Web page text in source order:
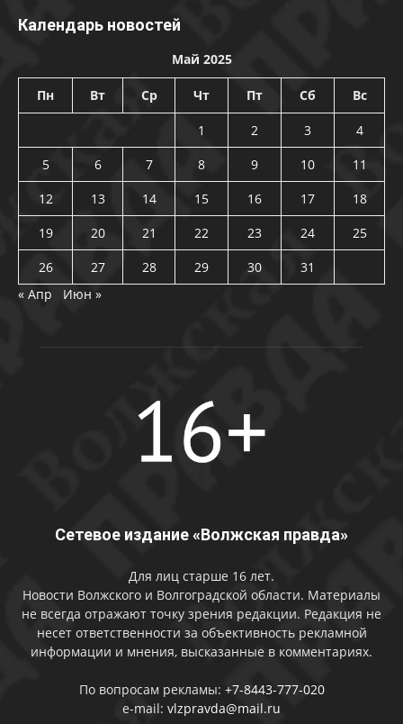
Календарь новостей
Май 2025
Пн Вт Ср Чт Пт Сб Вс
1 2 3
4
5
6 7 8 9 10
11
12
13 14 15 16 17
18
19
20 21 22 23 24
25
26
27 28 29 30
31
« Апр
Июн »
Сетевое издание «Волжская правда»
Для лиц старше 16 лет.
Новости Волжского и Волгоградской области. Материалы
не всегда отражают точку зрения редакции. Редакция не
несет ответственности за объективность рекламной
информации и мнения, высказанные в комментариях.
По вопросам рекламы: +7-8443-777-020
e-mail: vlzpravda@mail.ru